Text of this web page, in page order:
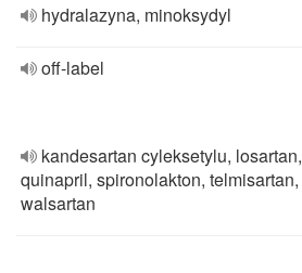
hydralazyna, minoksydyl
off-label
kandesartan cyleksetylu, losartan,
quinapril, spironolakton, telmisartan,
walsartan